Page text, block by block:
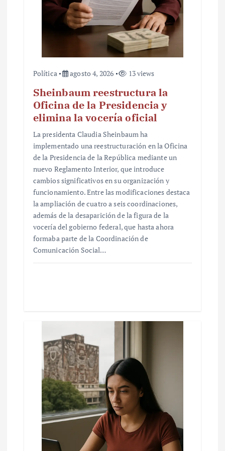
Política agosto 4, 2026 13 views
Sheinbaum reestructura la
Oficina de la Presidencia y
elimina la vocería oficial
La presidenta Claudia Sheinbaum ha
implementado una reestructuración en la Oficina
de la Presidencia de la República mediante un
nuevo Reglamento Interior, que introduce
cambios significativos en su organización y
funcionamiento. Entre las modificaciones destaca
la ampliación de cuatro a seis coordinaciones,
además de la desaparición de la figura de la
vocería del gobierno federal, que hasta ahora
formaba parte de la Coordinación de
Comunicación Social…